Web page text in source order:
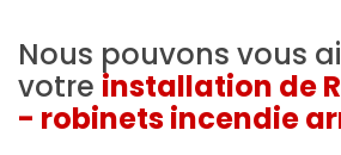
Nous pouvons vous
votre installation de
- robinets incendie